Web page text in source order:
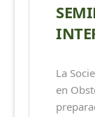
La
en